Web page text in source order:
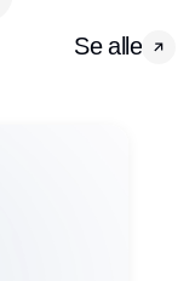
Se alle